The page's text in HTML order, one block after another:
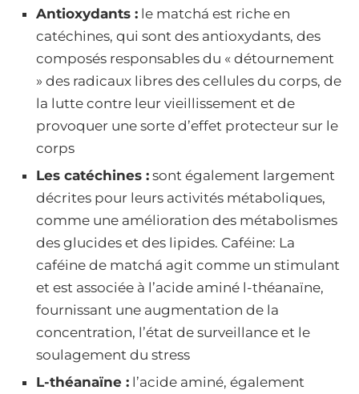
Antioxydants : le matchá est riche en
catéchines, qui sont des antioxydants, des
composés responsables du « détournement
» des radicaux libres des cellules du corps, de
la lutte contre leur vieillissement et de
provoquer une sorte d’effet protecteur sur le
corps
Les catéchines : sont également largement
décrites pour leurs activités métaboliques,
comme une amélioration des métabolismes
des glucides et des lipides. Caféine: La
caféine de matchá agit comme un stimulant
et est associée à l’acide aminé l-théanaïne,
fournissant une augmentation de la
concentration, l’état de surveillance et le
soulagement du stress
L-théanaïne : l’acide aminé, également